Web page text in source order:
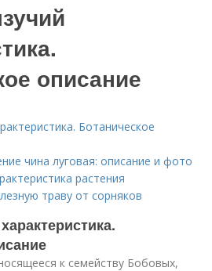
описание
Ботаническое
чина луговая: описание и фото
растения
траву от сорняков
к семейству Бобовых,